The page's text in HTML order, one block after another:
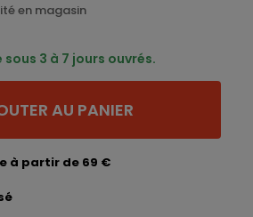
en magasin
sous 3 à 7 jours ouvrés.
AU PANIER
à partir de 69 €